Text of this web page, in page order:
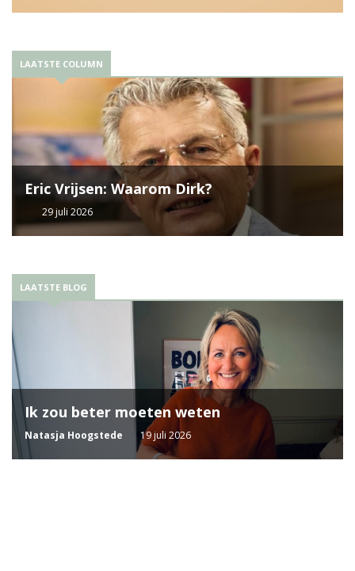
LAATSTE COLUMN
Eric Vrijsen: Waarom Dirk?
29 juli 2026
LAATSTE BLOG
Ik zou beter moeten weten
Natasja Hoogstede 19 juli 2026